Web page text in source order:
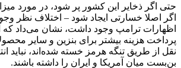
حتی اگر ذخایر این کشور پر شود، در مورد
اگر اصلا خسارتی ایجاد شود – اختلاف نظر
اظهارات ترامپ وجود داشت، نشان می‌داد که
پرداخت هزینه بیشتر برای بنزین و سایر
نقل از طریق تنگه هرمز خسته شده‌اند، نباید
بن‌بست میان آمریکا و ایران را داشته باشند.